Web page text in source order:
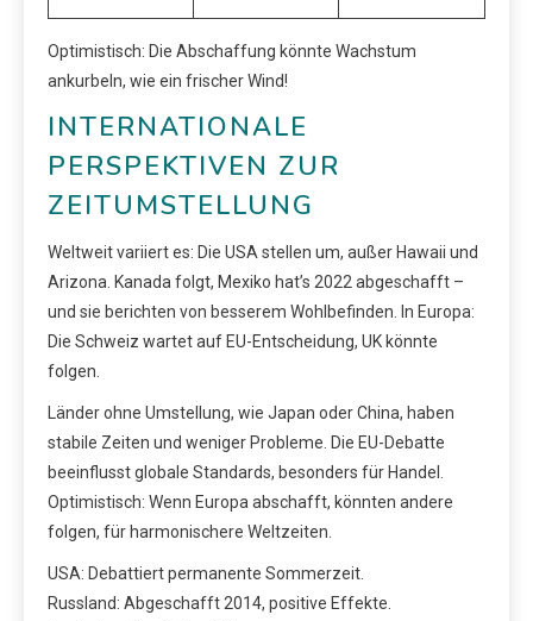
Optimistisch: Die Abschaffung könnte Wachstum
ankurbeln, wie ein frischer Wind!
INTERNATIONALE
PERSPEKTIVEN ZUR
ZEITUMSTELLUNG
Weltweit variiert es: Die USA stellen um, außer Hawaii und
Arizona. Kanada folgt, Mexiko hat’s 2022 abgeschafft –
und sie berichten von besserem Wohlbefinden. In Europa:
Die Schweiz wartet auf EU-Entscheidung, UK könnte
folgen.
Länder ohne Umstellung, wie Japan oder China, haben
stabile Zeiten und weniger Probleme. Die EU-Debatte
beeinflusst globale Standards, besonders für Handel.
Optimistisch: Wenn Europa abschafft, könnten andere
folgen, für harmonischere Weltzeiten.
USA: Debattiert permanente Sommerzeit.
Russland: Abgeschafft 2014, positive Effekte.